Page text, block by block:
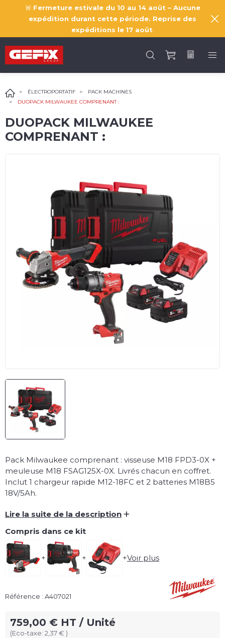
🚨 Fermeture estivale du 10 au 14 août – Aucune
expédition durant cette période. Reprise des
expéditions le 17 août
ÉLECTROPORTATIF
PACK MACHINES
DUOPACK MILWAUKEE COMPRENANT :
DUOPACK MILWAUKEE
COMPRENANT :
Pack Milwaukee comprenant : visseuse M18 FPD3-0X +
meuleuse M18 FSAG125X-0X. Livrés chacun en coffret.
Inclut 1 chargeur rapide M12-18FC et 2 batteries M18B5
18V/5Ah.
Lire la suite de la description +
Compris dans ce kit
+ + +Voir plus
Référence : A407021
759,00 € HT / Unité
(Eco-taxe: 2,37 € )